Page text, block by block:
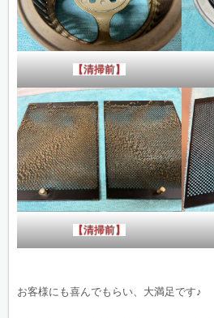
【清掃前】
【清掃前】
お客様にも喜んでもらい、大満足です♪